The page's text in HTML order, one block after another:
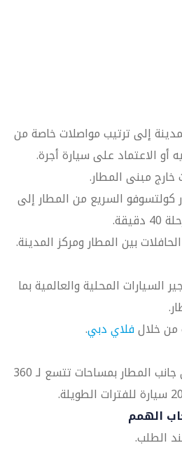
إلى ترتيب مواصلات خاصة من
أو الاعتماد على سيارة أجرة.
مبنى المطار.
السريع من المطار إلى
بين المطار ومركز المدينة.
السيارات المحلية والعالمية بما
من خلالفلاي دبي.
تتوفر مواقف للسيارات إلى جانب المطار بمساحات تتسع لـ 360
الهمم
الطلب.